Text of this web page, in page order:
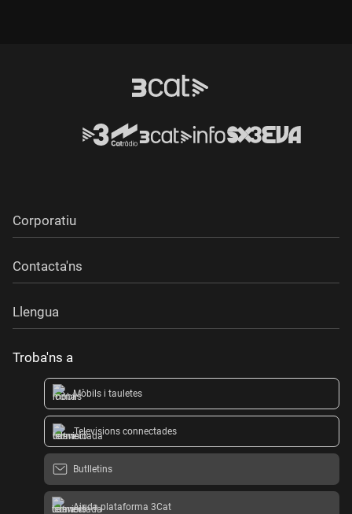
Corporatiu
Contacta'ns
Llengua
Troba'ns a
Mòbils i tauletes
Televisions connectades
Butlletins
Ajuda plataforma 3Cat